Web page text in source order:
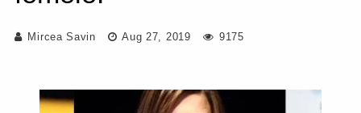
Mircea Savin Aug 27, 2019 9175